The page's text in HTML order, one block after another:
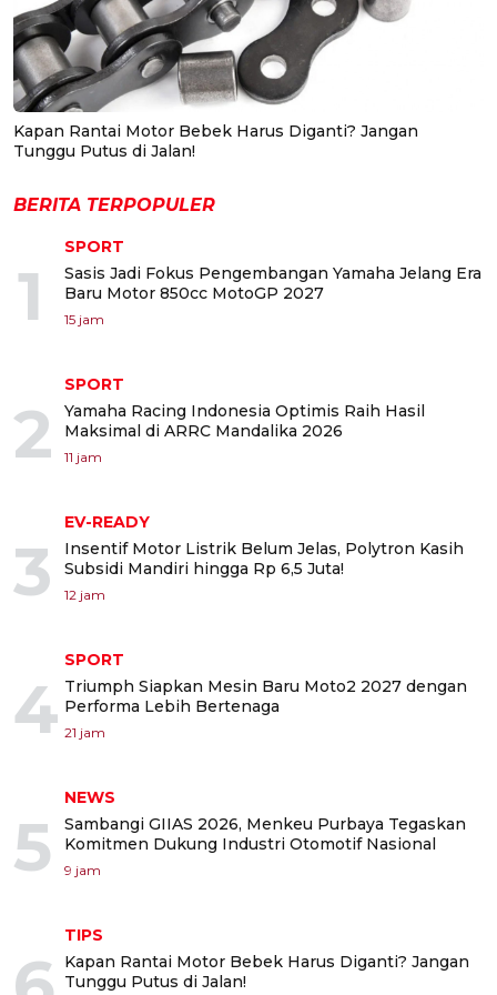
Kapan Rantai Motor Bebek Harus Diganti? Jangan
Tunggu Putus di Jalan!
BERITA TERPOPULER
1
SPORT
Sasis Jadi Fokus Pengembangan Yamaha Jelang Era
Baru Motor 850cc MotoGP 2027
15 jam
2
SPORT
Yamaha Racing Indonesia Optimis Raih Hasil
Maksimal di ARRC Mandalika 2026
11 jam
3
EV-READY
Insentif Motor Listrik Belum Jelas, Polytron Kasih
Subsidi Mandiri hingga Rp 6,5 Juta!
12 jam
4
SPORT
Triumph Siapkan Mesin Baru Moto2 2027 dengan
Performa Lebih Bertenaga
21 jam
5
NEWS
Sambangi GIIAS 2026, Menkeu Purbaya Tegaskan
Komitmen Dukung Industri Otomotif Nasional
9 jam
TIPS
Kapan Rantai Motor Bebek Harus Diganti? Jangan
Tunggu Putus di Jalan!